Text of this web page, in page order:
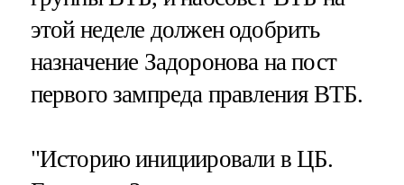
этой неделе должен одобрить
назначение Задоронова на пост
первого зампреда правления ВТБ.
"Историю инициировали в ЦБ.